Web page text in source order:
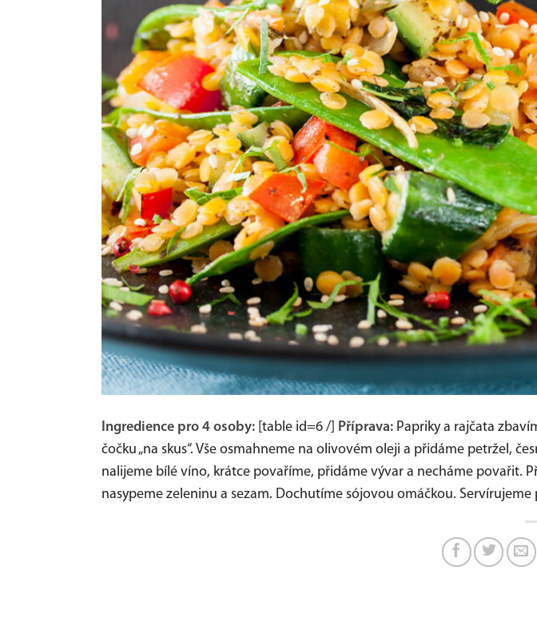
Ingredience pro 4 osoby: [table id=6 /] Příprava: Papriky a rajčata
čočku „na skus“. Vše osmahneme na olivovém oleji a přidáme petržel,
nalijeme bílé víno, krátce povaříme, přidáme vývar a necháme povařit.
nasypeme zeleninu a sezam. Dochutíme sójovou omáčkou.